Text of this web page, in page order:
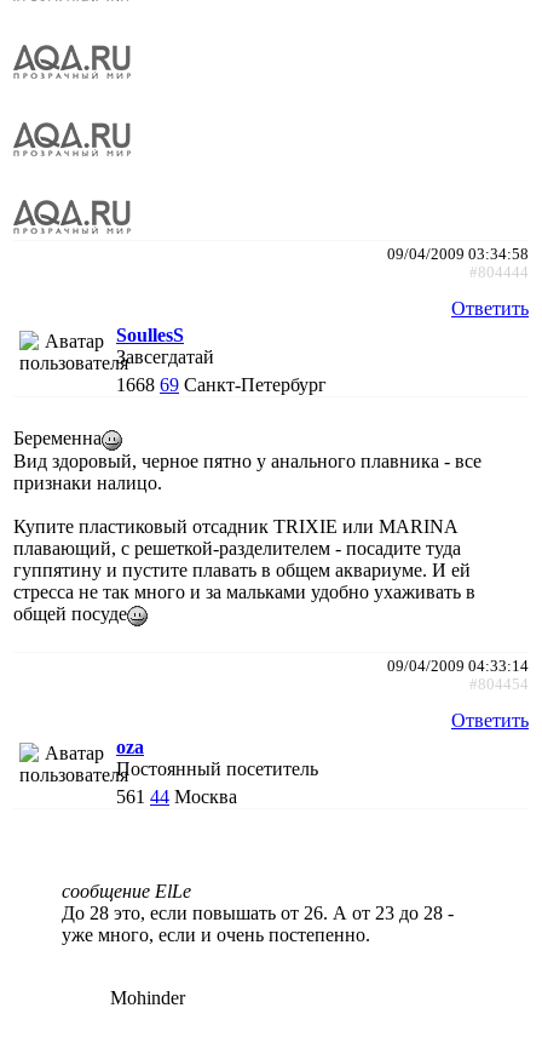
09/04/2009 03:34:58
#804444
Ответить
SoullesS
Завсегдатай
1668 69 Санкт-Петербург
Беременна
Вид здоровый, черное пятно у анального плавника - все
признаки налицо.
Купите пластиковый отсадник TRIXIE или MARINA
плавающий, с решеткой-разделителем - посадите туда
гуппятину и пустите плавать в общем аквариуме. И ей
стресса не так много и за мальками удобно ухаживать в
общей посуде
09/04/2009 04:33:14
#804454
Ответить
oza
Постоянный посетитель
561 44 Москва
сообщение ElLe
До 28 это, если повышать от 26. А от 23 до 28 -
уже много, если и очень постепенно.
Mohinder